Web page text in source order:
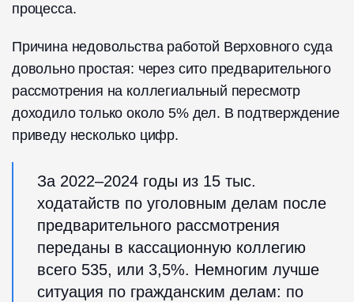
процесса.
Причина недовольства работой Верховного суда
довольно простая: через сито предварительного
рассмотрения на коллегиальный пересмотр
доходило только около 5% дел. В подтверждение
приведу несколько цифр.
За 2022–2024 годы из 15 тыс.
ходатайств по уголовным делам после
предварительного рассмотрения
переданы в кассационную коллегию
всего 535, или 3,5%. Немногим лучше
ситуация по гражданским делам: по